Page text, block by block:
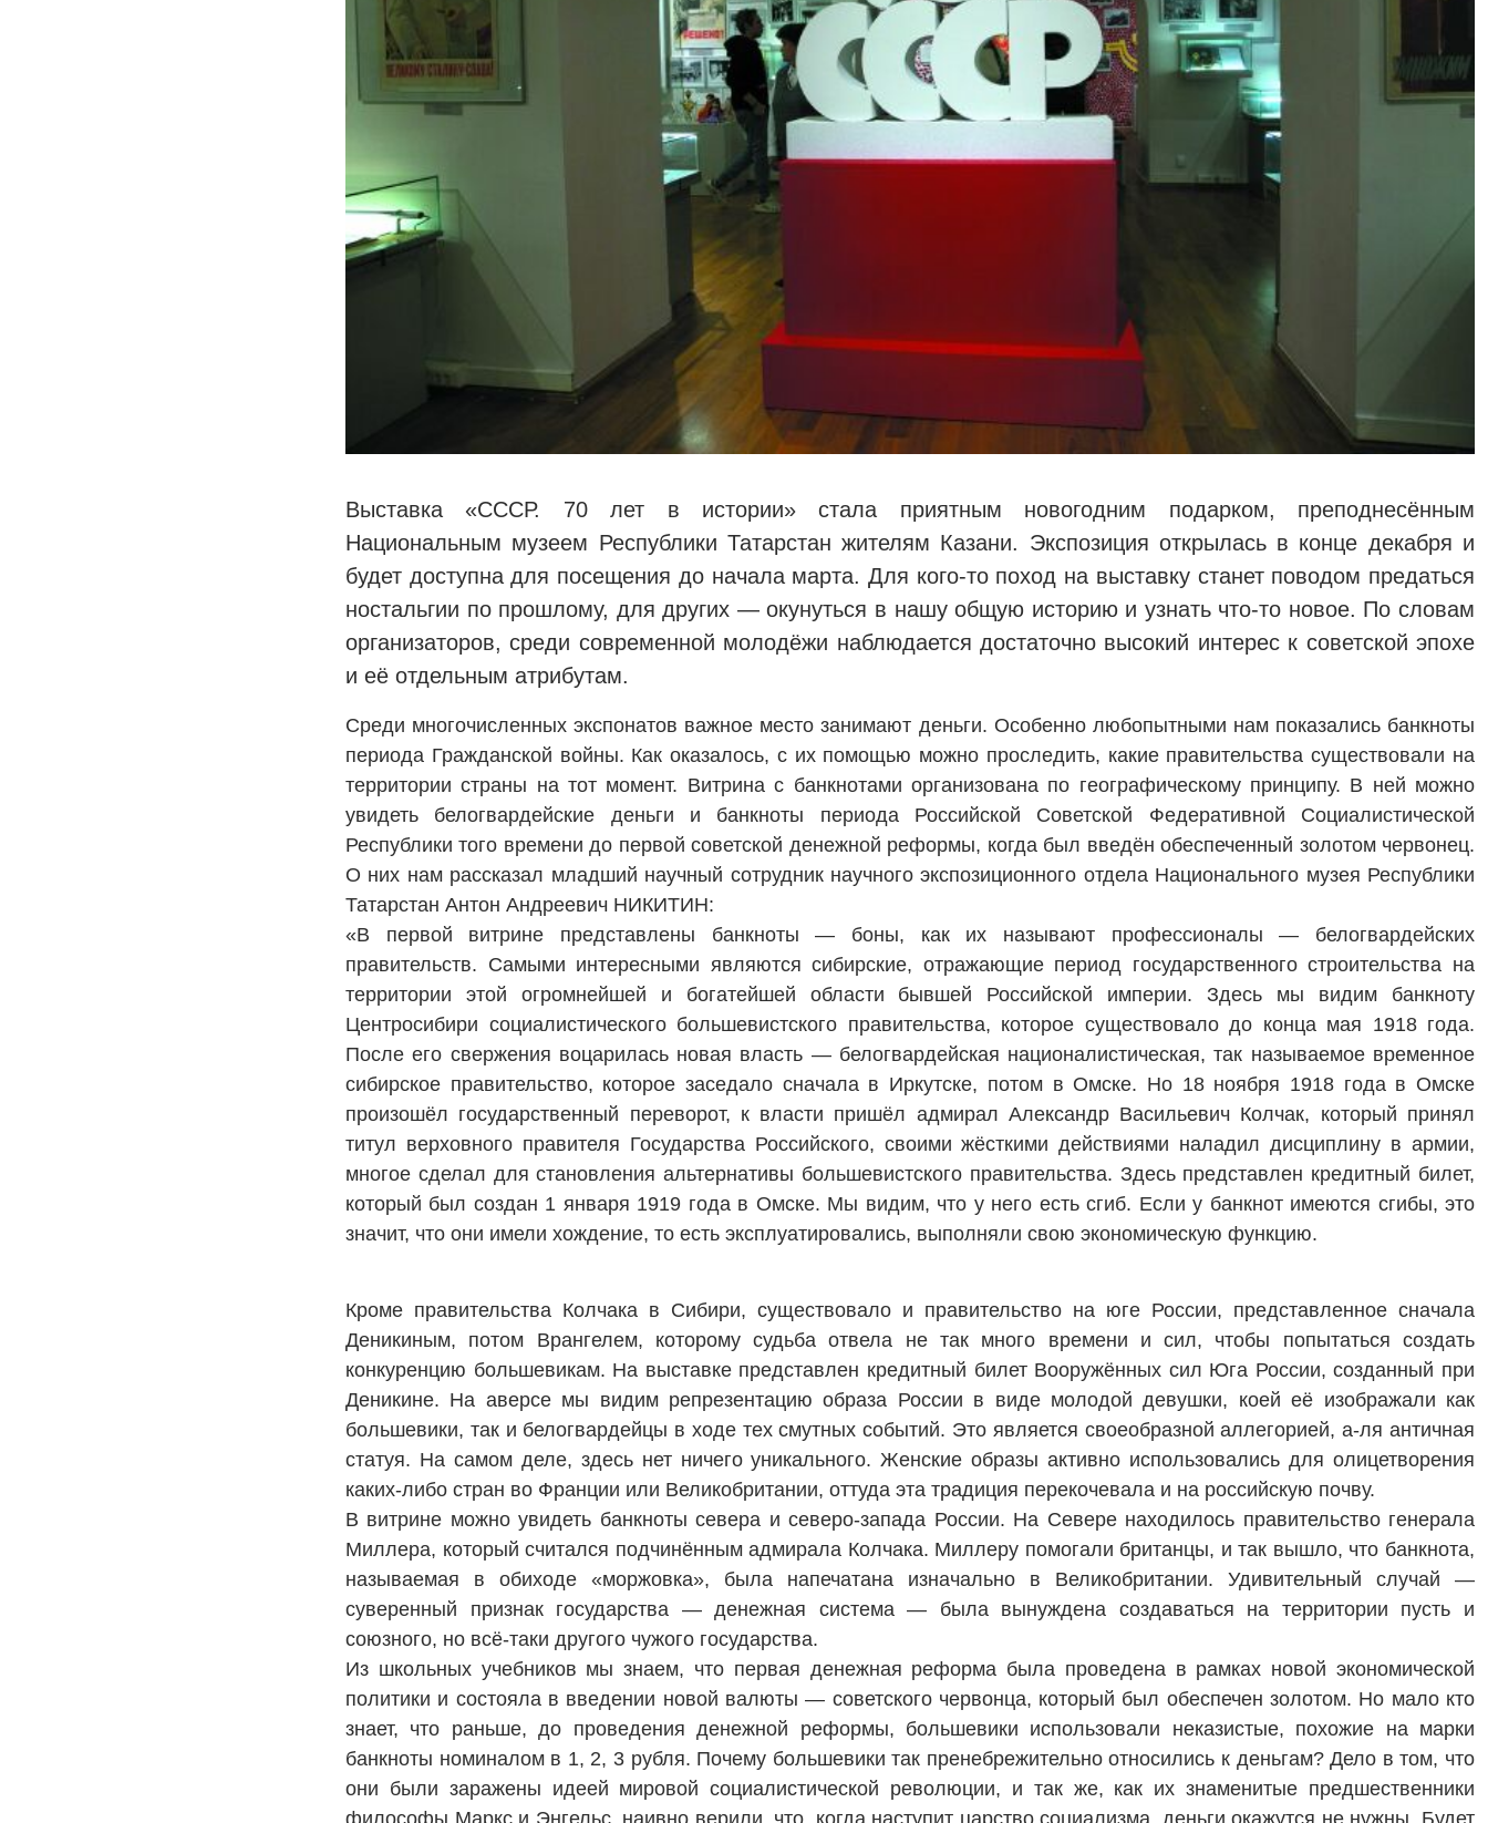
Выставка «СССР. 70 лет в истории» стала приятным новогодним подарком, преподнесённым
Национальным музеем Республики Татарстан жителям Казани. Экспозиция открылась в конце декабря и
будет доступна для посещения до начала марта. Для кого-то поход на выставку станет поводом предаться
ностальгии по прошлому, для других — окунуться в нашу общую историю и узнать что-то новое. По словам
организаторов, среди современной молодёжи наблюдается достаточно высокий интерес к советской эпохе
и её отдельным атрибутам.
Среди многочисленных экспонатов важное место занимают деньги. Особенно любопытными нам показались банкноты
периода Гражданской войны. Как оказалось, с их помощью можно проследить, какие правительства существовали на
территории страны на тот момент. Витрина с банкнотами организована по географическому принципу. В ней можно
увидеть белогвардейские деньги и банкноты периода Российской Советской Федеративной Социалистической
Республики того времени до первой советской денежной реформы, когда был введён обеспеченный золотом червонец.
О них нам рассказал младший научный сотрудник научного экспозиционного отдела Национального музея Республики
Татарстан Антон Андреевич НИКИТИН:
«В первой витрине представлены банкноты — боны, как их называют профессионалы — белогвардейских
правительств. Самыми интересными являются сибирские, отражающие период государственного строительства на
территории этой огромнейшей и богатейшей области бывшей Российской империи. Здесь мы видим банкноту
Центросибири социалистического большевистского правительства, которое существовало до конца мая 1918 года.
После его свержения воцарилась новая власть — белогвардейская нацио­налистическая, так называемое временное
сибирское правительство, которое заседало сначала в Иркутске, потом в Омске. Но 18 ноября 1918 года в Омске
произошёл государственный переворот, к власти пришёл адмирал Александр Васильевич Колчак, который принял
титул верховного правителя Государства Российского, своими жёсткими действиями наладил дисциплину в армии,
многое сделал для становления альтернативы большевистского правительства. Здесь представлен кредитный билет,
который был создан 1 января 1919 года в Омске. Мы видим, что у него есть сгиб. Если у банкнот имеются сгибы, это
значит, что они имели хождение, то есть эксплуатировались, выполняли свою экономическую функцию.
Кроме правительства Колчака в Сибири, существовало и правительство на юге России, представленное сначала
Деникиным, потом Врангелем, которому судьба отвела не так много времени и сил, чтобы попытаться создать
конкуренцию большевикам. На выставке представлен кредитный билет Вооружённых сил Юга России, созданный при
Деникине. На аверсе мы видим репрезентацию образа России в виде молодой девушки, коей её изображали как
большевики, так и белогвардейцы в ходе тех смутных событий. Это является своеобразной аллегорией, а-ля античная
статуя. На самом деле, здесь нет ничего уникального. Женские образы активно использовались для олицетворения
каких-либо стран во Франции или Великобритании, оттуда эта традиция перекочевала и на российскую почву.
В витрине можно увидеть банкноты севера и северо-запада России. На Севере находилось правительство генерала
Миллера, который считался подчинённым адмирала Колчака. Миллеру помогали британцы, и так вышло, что банкнота,
называемая в обиходе «моржовка», была напечатана изначально в Великобритании. Удивительный случай —
суверенный признак государства — денежная система — была вынуждена создаваться на территории пусть и
союзного, но всё-таки другого чужого государства.
Из школьных учебников мы знаем, что первая денежная реформа была проведена в рамках новой экономической
политики и состояла в введении новой валюты — советского червонца, который был обеспечен золотом. Но мало кто
знает, что раньше, до проведения денежной реформы, большевики использовали неказистые, похожие на марки
банкноты номиналом в 1, 2, 3 рубля. Почему большевики так пренебрежительно относились к деньгам? Дело в том, что
они были заражены идеей мировой социалистической революции, и так же, как их знаменитые предшественники
философы Маркс и Энгельс, на­ивно верили, что, когда наступит царство социализма, деньги окажутся не нужны. Будет